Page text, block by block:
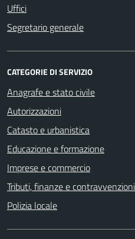
Uffici
Segretario generale
CATEGORIE DI SERVIZIO
Anagrafe e stato civile
Autorizzazioni
Catasto e urbanistica
Educazione e formazione
Imprese e commercio
Tributi, finanze e contravvenzioni
Polizia locale